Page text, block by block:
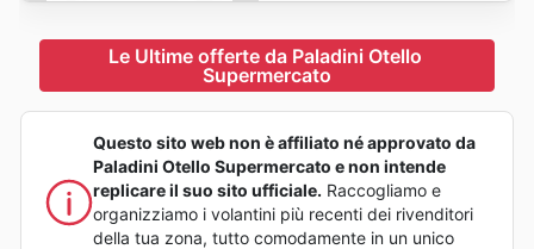
Le Ultime offerte da Paladini Otello
Supermercato
Questo sito web non è affiliato né approvato da
Paladini Otello Supermercato e non intende
replicare il suo sito ufficiale. Raccogliamo e
organizziamo i volantini più recenti dei rivenditori
della tua zona, tutto comodamente in un unico